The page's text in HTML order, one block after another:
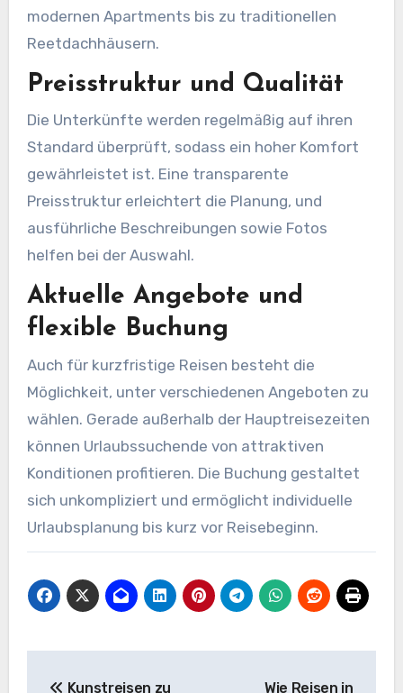
modernen Apartments bis zu traditionellen
Reetdachhäusern.
Preisstruktur und Qualität
Die Unterkünfte werden regelmäßig auf ihren
Standard überprüft, sodass ein hoher Komfort
gewährleistet ist. Eine transparente
Preisstruktur erleichtert die Planung, und
ausführliche Beschreibungen sowie Fotos
helfen bei der Auswahl.
Aktuelle Angebote und
flexible Buchung
Auch für kurzfristige Reisen besteht die
Möglichkeit, unter verschiedenen Angeboten zu
wählen. Gerade außerhalb der Hauptreisezeiten
können Urlaubssuchende von attraktiven
Konditionen profitieren. Die Buchung gestaltet
sich unkompliziert und ermöglicht individuelle
Urlaubsplanung bis kurz vor Reisebeginn.
Kunstreisen zu Wie Reisen in